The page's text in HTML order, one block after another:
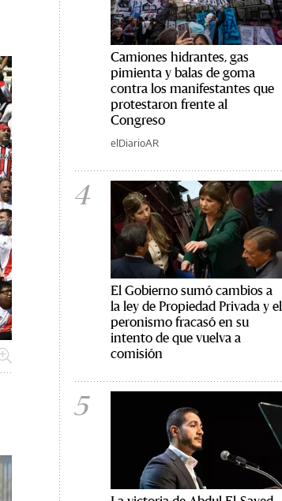
Camiones hidrantes, gas
pimienta y balas de goma
contra los manifestantes que
protestaron frente al
Congreso
elDiarioAR
4
El Gobierno sumó cambios a
la ley de Propiedad Privada y el
peronismo fracasó en su
intento de que vuelva a
comisión
5